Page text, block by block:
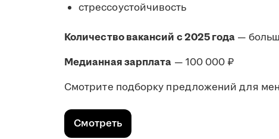
стрессоустойчивость
Количество вакансий с 2025 года —
Медианная зарплата — 100 000 ₽
Смотрите подборку предложений для
Смотреть